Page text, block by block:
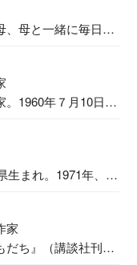
、母と一緒に毎日の
。1960年７月10日生
まれ。1971年、
家
だち』（講談社刊）